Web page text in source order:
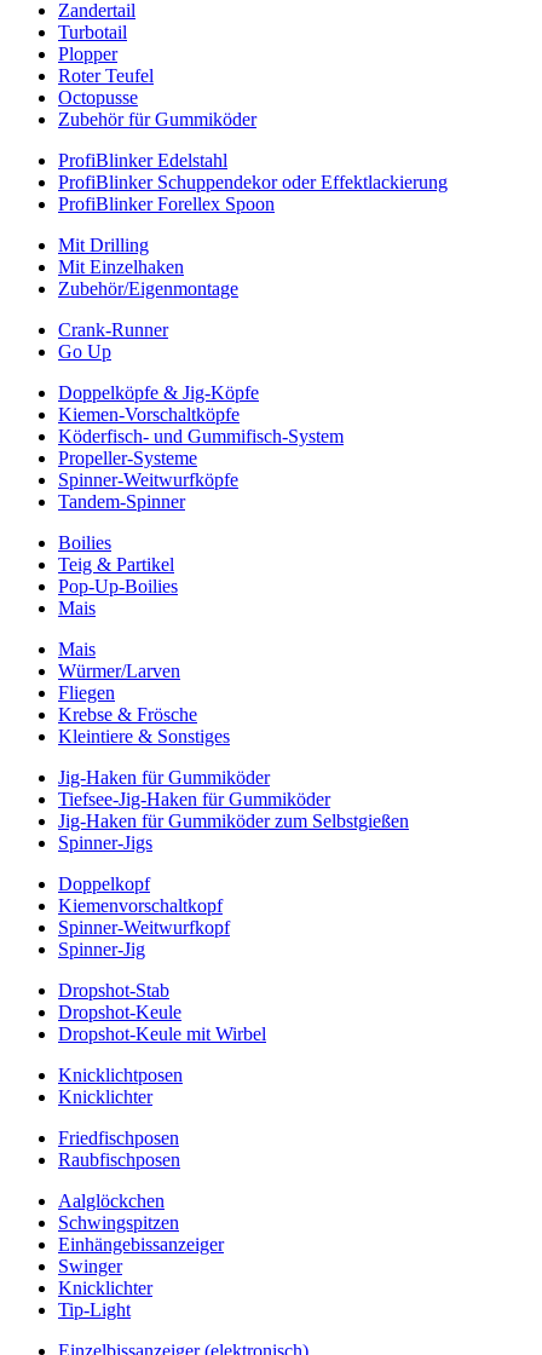
Zandertail
Turbotail
Plopper
Roter Teufel
Octopusse
Zubehör für Gummiköder
ProfiBlinker Edelstahl
ProfiBlinker Schuppendekor oder Effektlackierung
ProfiBlinker Forellex Spoon
Mit Drilling
Mit Einzelhaken
Zubehör/Eigenmontage
Crank-Runner
Go Up
Doppelköpfe & Jig-Köpfe
Kiemen-Vorschaltköpfe
Köderfisch- und Gummifisch-System
Propeller-Systeme
Spinner-Weitwurfköpfe
Tandem-Spinner
Boilies
Teig & Partikel
Pop-Up-Boilies
Mais
Mais
Würmer/Larven
Fliegen
Krebse & Frösche
Kleintiere & Sonstiges
Jig-Haken für Gummiköder
Tiefsee-Jig-Haken für Gummiköder
Jig-Haken für Gummiköder zum Selbstgießen
Spinner-Jigs
Doppelkopf
Kiemenvorschaltkopf
Spinner-Weitwurfkopf
Spinner-Jig
Dropshot-Stab
Dropshot-Keule
Dropshot-Keule mit Wirbel
Knicklichtposen
Knicklichter
Friedfischposen
Raubfischposen
Aalglöckchen
Schwingspitzen
Einhängebissanzeiger
Swinger
Knicklichter
Tip-Light
Einzelbissanzeiger (elektronisch)